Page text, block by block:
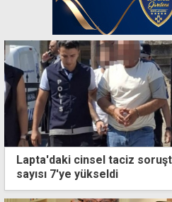
Lapta'daki cinsel taciz
sayısı 7'ye yükseldi